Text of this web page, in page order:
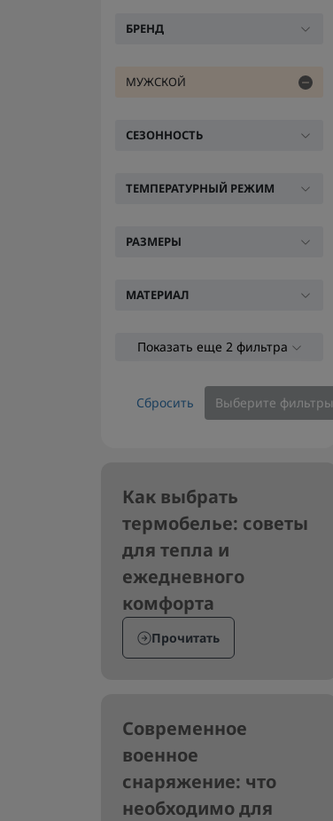
БРЕНД
МУЖСКОЙ
СЕЗОННОСТЬ
ТЕМПЕРАТУРНЫЙ РЕЖИМ
РАЗМЕРЫ
МАТЕРИАЛ
Показать еще 2 фильтра
Сбросить Выберите фильтры
Как выбрать
термобелье: советы
для тепла и
ежедневного
комфорта
Прочитать
Современное
военное
снаряжение: что
необходимо для